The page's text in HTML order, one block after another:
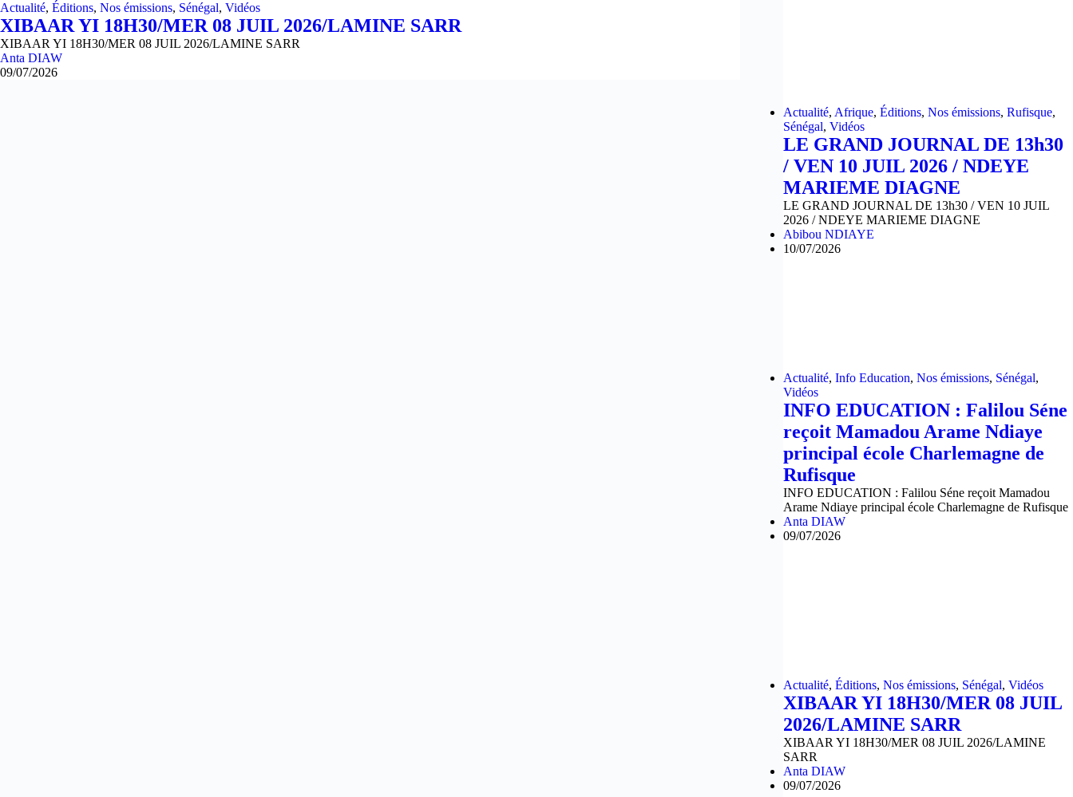
Actualité, Éditions, Nos émissions, Sénégal, Vidéos
XIBAAR YI 18H30/MER 08 JUIL 2026/LAMINE SARR
XIBAAR YI 18H30/MER 08 JUIL 2026/LAMINE SARR
Anta DIAW
09/07/2026
Actualité, Afrique,Éditions,Nos émissions,Rufisque,
Sénégal,Vidéos
LE GRAND JOURNAL DE 13h30
/ VEN 10 JUIL 2026 / NDEYE
MARIEME DIAGNE
LE GRAND JOURNAL DE 13h30 / VEN 10 JUIL
2026 / NDEYE MARIEME DIAGNE
Abibou NDIAYE
10/07/2026
Actualité,Info Education,Nos émissions, Sénégal,
Vidéos
INFO EDUCATION : Falilou Séne
reçoit Mamadou Arame Ndiaye
principal école Charlemagne de
Rufisque
INFO EDUCATION : Falilou Séne reçoit Mamadou
Arame Ndiaye principal école Charlemagne de Rufisque
Anta DIAW
09/07/2026
Actualité,Éditions,Nos émissions, Sénégal,Vidéos
XIBAAR YI 18H30/MER 08 JUIL
2026/LAMINE SARR
XIBAAR YI 18H30/MER 08 JUIL 2026/LAMINE
SARR
Anta DIAW
09/07/2026